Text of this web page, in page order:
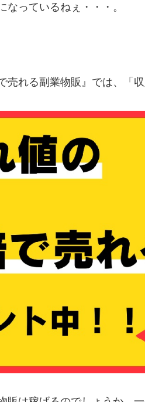
っているねぇ・・・。
れる副業物販』では、 「